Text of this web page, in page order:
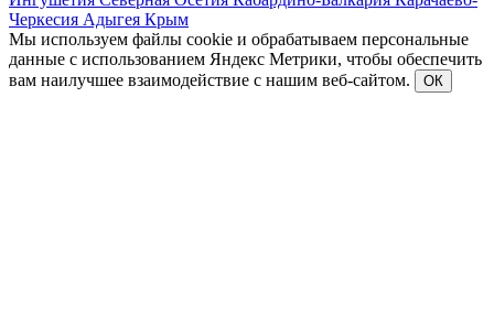
Черкесия Адыгея Крым
Мы используем файлы cookie и обрабатываем персональные
данные с использованием Яндекс Метрики, чтобы обеспечить
вам наилучшее взаимодействие с нашим веб-сайтом.
ОК